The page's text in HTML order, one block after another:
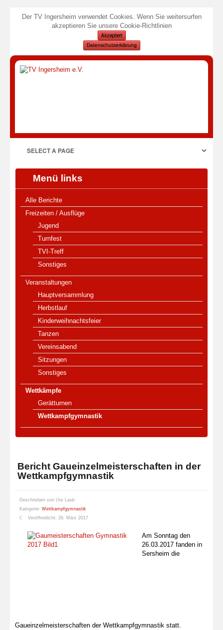
Der TV Ingersheim verwendet Cookies. Wenn Sie weitersurfen
akzeptieren Sie unsere Cookie-Richtlinien
Akzeptiert
Datenschutzerklärung
Menü links
Alle Berichte
Freizeiten / Ausflüge
Jugend
Turnfest
TVI-Treff
Sonstiges
Veranstaltungen
Hauptversammlung
Herbstlauf
Kinderweihnachtsfeier
Tanzen
Vereinsabend
Sitzungen
Sonstiges
Wettkämpfe
Gerätturnen
Wettkampfgymnastik
Bericht Gaueinzelmeisterschaften in der
Wettkampfgymnastik
Geschrieben von Ute Laub
Kategorie: Wettkampfgymnastik
Veröffentlicht: 26. März 2017
Am Sonntag den
26.03.2017 fanden in
Sersheim die
Gaueinzelmeisterschaften der Wettkampfgymnastik statt.